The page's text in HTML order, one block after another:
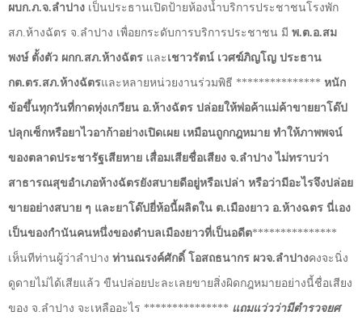
ผบก.ภ.จ.ลำปาง เป็นประธานเปิดป้ายห้องน้ำบริการประชาชนโรงพัก
สภ.ห้างฉัตร จ.ลำปาง เพื่อยกระดับการบริการประชาชน มี พ.ต.อ.สม
พงษ์ ตั้งตัว ผกก.สภ.ห้างฉัตร และ เชาวรัตน์ เวศฆ์ภิญโญ ประธาน
กต.ตร.สภ.ห้างฉัตรและหลายหน่วยงานร่วมพิธี *************** หนัก
ข้อขึ้นทุกวันที่กาดทุ่งเกวียน อ.ห้างฉัตร ปล่อยให้พ่อค้าแม่ค้าขายยาโด๊ป
ปลุกเซ็กหรือยาไวอาก้าอย่างเปิดเผย เหมือนถูกกฎหมาย ทำให้ภาพพจน์
ของตลาดประชารัฐเสียหาย เสื่อมเสียชื่อเสียง จ.ลำปาง ไม่ทราบว่า
สาธารณสุขอำเภอห้างฉัตรยังสบายดีอยู่หรือเปล่า หรือว่ามีอะไรจึงปล่อย
ขายอย่างสบาย ๆ และยาโด๊ปยี่ห้อนี้ผลิตใน ต.เมืองยาว อ.ห้างฉตร นี่เอง
เป็นของกำนันคนหนึ่งของตำบลเมืองยาวที่เป็นอดีต***************
เห็นทีท่านผู้ว่าลำปาง ท่านณรงค์ศักดิ์ โอสถธนากร ผวจ.ลำปางคงจะนิ่ง
ดูดายไม่ได้เสียแล้ว ขืนปล่อยปะละเลยขายสิ่งผิดกฎหมายอย่างนี้ชื่อเสียง
ของ จ.ลำปาง จะเหลืออะไร *************** แถมแว่วว่ามีตำรวจยศ